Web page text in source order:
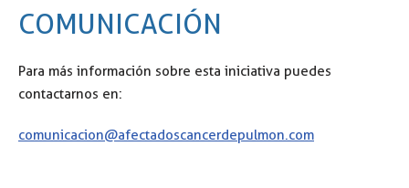
COMUNICACIÓN
Para más información sobre esta iniciativa puedes
contactarnos en:
comunicacion@afectadoscancerdepulmon.com